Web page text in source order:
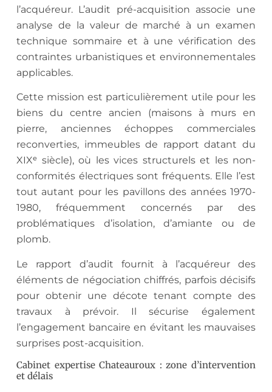
l’acquéreur. L’audit pré-acquisition associe une
analyse de la valeur de marché à un examen
technique sommaire et à une vérification des
contraintes urbanistiques et environnementales
applicables.
Cette mission est particulièrement utile pour les
biens du centre ancien (maisons à murs en
pierre, anciennes échoppes commerciales
reconverties, immeubles de rapport datant du
XIXᵉ siècle), où les vices structurels et les non-
conformités électriques sont fréquents. Elle l’est
tout autant pour les pavillons des années 1970-
1980, fréquemment concernés par des
problématiques d’isolation, d’amiante ou de
plomb.
Le rapport d’audit fournit à l’acquéreur des
éléments de négociation chiffrés, parfois décisifs
pour obtenir une décote tenant compte des
travaux à prévoir. Il sécurise également
l’engagement bancaire en évitant les mauvaises
surprises post-acquisition.
Cabinet expertise Chateauroux : zone d’intervention
et délais